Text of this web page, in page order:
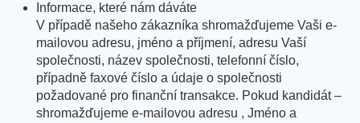
Informace, které nám dáváte
V případě našeho zákazníka shromažďujeme Vaši e-
mailovou adresu, jméno a příjmení, adresu Vaší
společnosti, název společnosti, telefonní číslo,
případně faxové číslo a údaje o společnosti
požadované pro finanční transakce. Pokud kandidát –
shromažďujeme e-mailovou adresu , Jméno a